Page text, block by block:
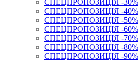
СПЕЦПРОПОЗИЦІЯ -30%
СПЕЦПРОПОЗИЦІЯ -40%
СПЕЦПРОПОЗИЦІЯ -50%
СПЕЦПРОПОЗИЦІЯ -60%
СПЕЦПРОПОЗИЦІЯ -70%
СПЕЦПРОПОЗИЦІЯ -80%
СПЕЦПРОПОЗИЦІЯ -90%